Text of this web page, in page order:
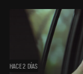
HACE 2 DÍAS